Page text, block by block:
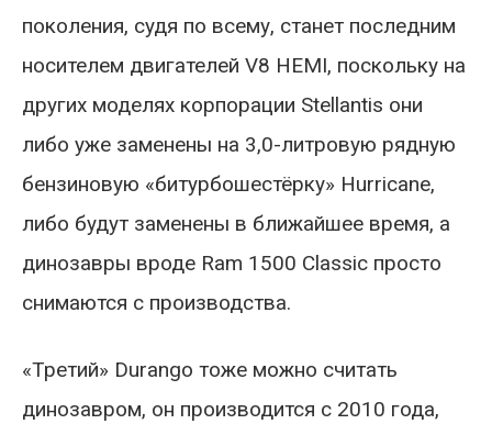
поколения, судя по всему, станет последним
носителем двигателей V8 HEMI, поскольку на
других моделях корпорации Stellantis они
либо уже заменены на 3,0-литровую рядную
бензиновую «битурбошестёрку» Hurricane,
либо будут заменены в ближайшее время, а
динозавры вроде Ram 1500 Classic просто
снимаются с производства.
«Третий» Durango тоже можно считать
динозавром, он производится с 2010 года,